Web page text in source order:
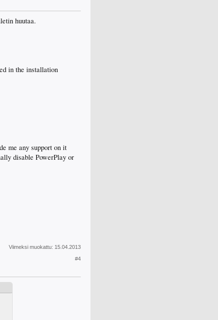
huutaa.
in the installation
me any support on it
disable PowerPlay or
Viimeksi muokattu: 15.04.2013
#4